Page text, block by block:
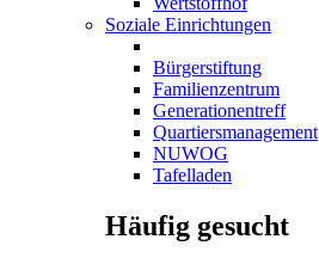
Soziale Einrichtungen
Bürgerstiftung
Familienzentrum
Generationentreff
Quartiersmanagement
NUWOG
Tafelladen
Häufig gesucht